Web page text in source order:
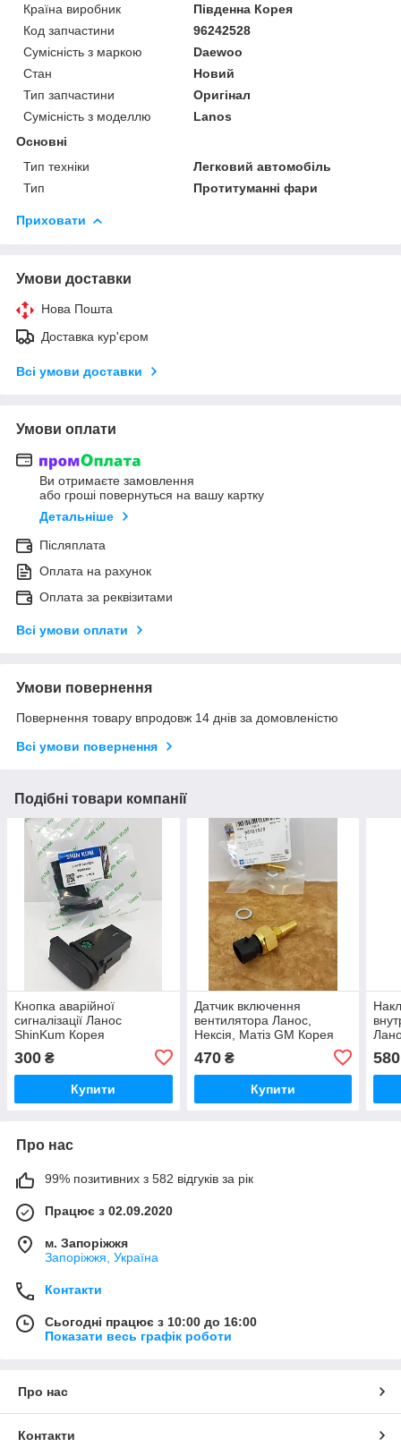
Країна виробник
Південна Корея
Код запчастини
96242528
Сумісність з маркою
Daewoo
Стан
Новий
Тип запчастини
Оригінал
Сумісність з моделлю
Lanos
Основні
Тип техніки
Легковий автомобіль
Тип
Протитуманні фари
Приховати
Умови доставки
Нова Пошта
Доставка кур'єром
Всі умови доставки
Умови оплати
Ви отримаєте замовлення
або гроші повернуться на вашу картку
Детальніше
Післяплата
Оплата на рахунок
Оплата за реквізитами
Всі умови оплати
Умови повернення
Повернення товару впродовж 14 днів за домовленістю
Всі умови повернення
Подібні товари компанії
Кнопка аварійної
сигналізації Ланос
ShinKum Корея
300 ₴
Купити
Датчик включення
вентилятора Ланос,
Нексія, Матіз GM Корея
470₴
Купити
580
Про нас
99% позитивних з 582 відгуків за рік
Працює з 02.09.2020
м. Запоріжжя
Запоріжжя, Україна
Контакти
Сьогодні працює з 10:00 до 16:00
Показати весь графік роботи
Про нас
Контакти